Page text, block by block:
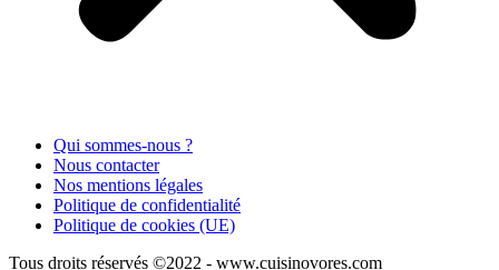
Qui sommes-nous ?
Nous contacter
Nos mentions légales
Politique de confidentialité
Politique de cookies (UE)
Tous droits réservés ©2022 - www.cuisinovores.com